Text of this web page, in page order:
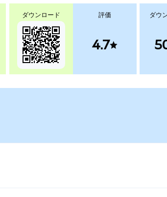
ダウンロード 評価
4.7
ダウ